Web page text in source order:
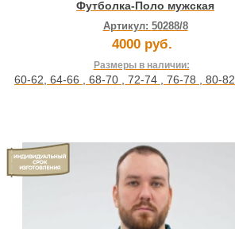
Футболка-Поло мужская
Артикул: 50288/8
4000 руб.
Размеры в наличии:
60-62, 64-66 , 68-70 , 72-74 , 76-78 , 80-82